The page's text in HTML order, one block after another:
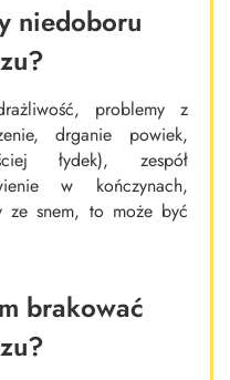
niedoboru
problemy z
drganie powiek,
łydek), zespół
w kończynach,
ze snem, to może być
brakować